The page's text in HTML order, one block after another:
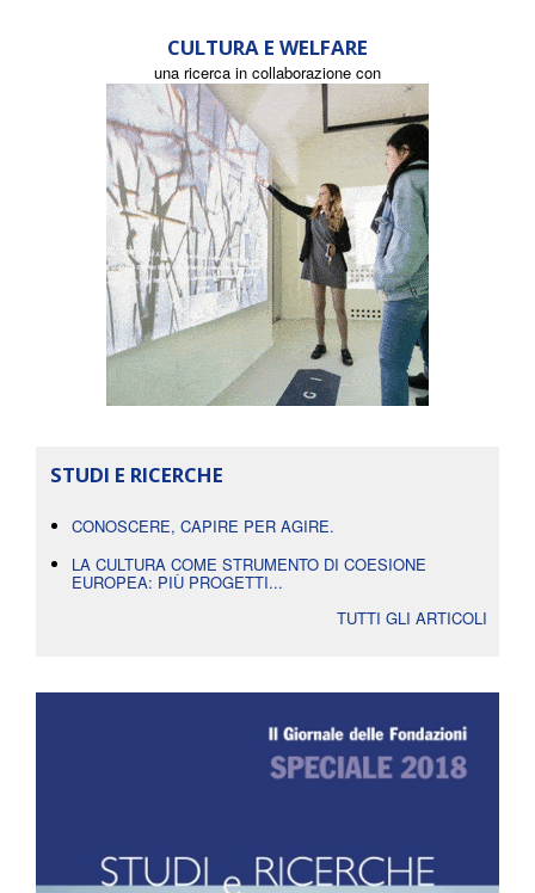
CULTURA E WELFARE
una ricerca in collaborazione con
STUDI E RICERCHE
CONOSCERE, CAPIRE PER AGIRE.
LA CULTURA COME STRUMENTO DI COESIONE
EUROPEA: PIÙ PROGETTI...
TUTTI GLI ARTICOLI